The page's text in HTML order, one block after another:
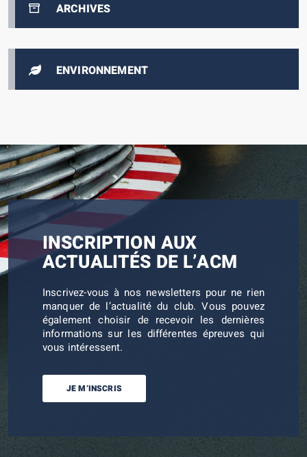
ARCHIVES
ENVIRONNEMENT
INSCRIPTION AUX
ACTUALITÉS DE L’ACM
Inscrivez-vous à nos newsletters pour ne rien
manquer de l’actualité du club. Vous pouvez
également choisir de recevoir les dernières
informations sur les différentes épreuves qui
vous intéressent.
JE M’INSCRIS